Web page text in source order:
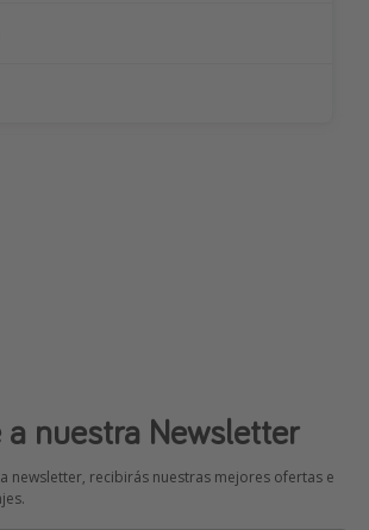
nuestra Newsletter
newsletter, recibirás nuestras mejores ofertas e